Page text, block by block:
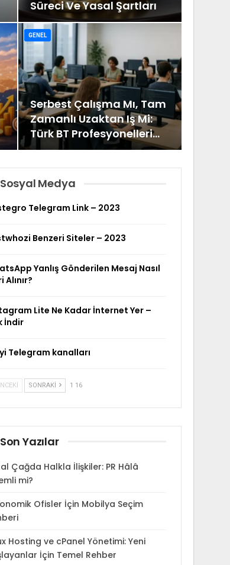
Süreci Ve Yasal Şartları
GENEL
Serbest Çalışma Mı, Tam
Zamanlı Uzaktan Iş Mi:
Türk BT Profesyonelleri…
Sosyal Medya
Telegram Link – 2023
Benzeri Siteler – 2023
Yanlış Gönderilen Mesaj Nasıl
Alınır?
Lite Ne Kadar İnternet Yer –
İndir
Telegram kanalları
SONRAKI 1 16
Son Yazılar
Çağda Halkla İlişkiler: PR Hâlâ
mi?
Ofisler İçin Mobilya Seçim
Hosting ve cPanel Yönetimi: Yeni
İçin Temel Rehber